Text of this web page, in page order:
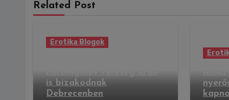
Related Post
Erotika Blogok
is bizakodnak
Debrecenben